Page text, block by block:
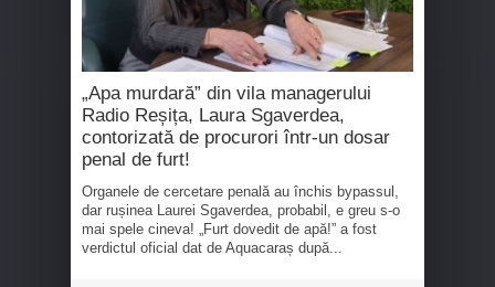
„Apa murdară” din vila managerului
Radio Reșița, Laura Sgaverdea,
contorizată de procurori într-un dosar
penal de furt!
Organele de cercetare penală au închis bypassul,
dar rușinea Laurei Sgaverdea, probabil, e greu s-o
mai spele cineva! „Furt dovedit de apă!” a fost
verdictul oficial dat de Aquacaraș după...